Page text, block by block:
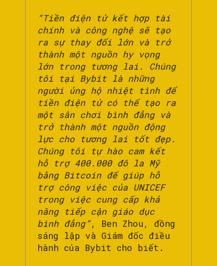
“Tiền điện tử kết hợp tài
chính và công nghệ sẽ tạo
ra sự thay đổi lớn và trở
thành một nguồn hy vọng
lớn trong tương lai. Chúng
tôi tại Bybit là những
người ủng hộ nhiệt tình để
tiền điện tử có thể tạo ra
một sân chơi bình đẳng và
trở thành một nguồn động
lực cho tương lai tốt đẹp.
Chúng tôi tự hào cam kết
hỗ trợ 400.000 đô la Mỹ
bằng Bitcoin để giúp hỗ
trợ công việc của UNICEF
trong việc cung cấp khả
năng tiếp cận giáo dục
bình đẳng”, Ben Zhou, đồng
sáng lập và Giám đốc điều
hành của Bybit cho biết.